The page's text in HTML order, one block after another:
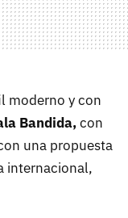
moderno y con
Bandida,con
una propuesta
internacional,